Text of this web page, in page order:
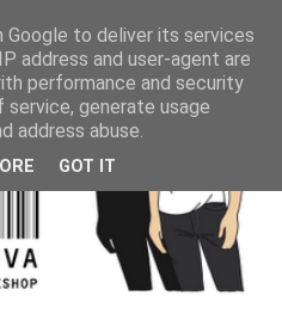
to deliver its services
address and user-agent are
performance and security
generate usage
address abuse.
GOT IT